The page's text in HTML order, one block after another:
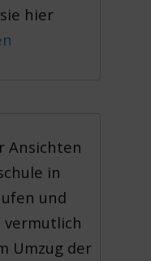
hier
Ansichten
in
und
vermutlich
Umzug der